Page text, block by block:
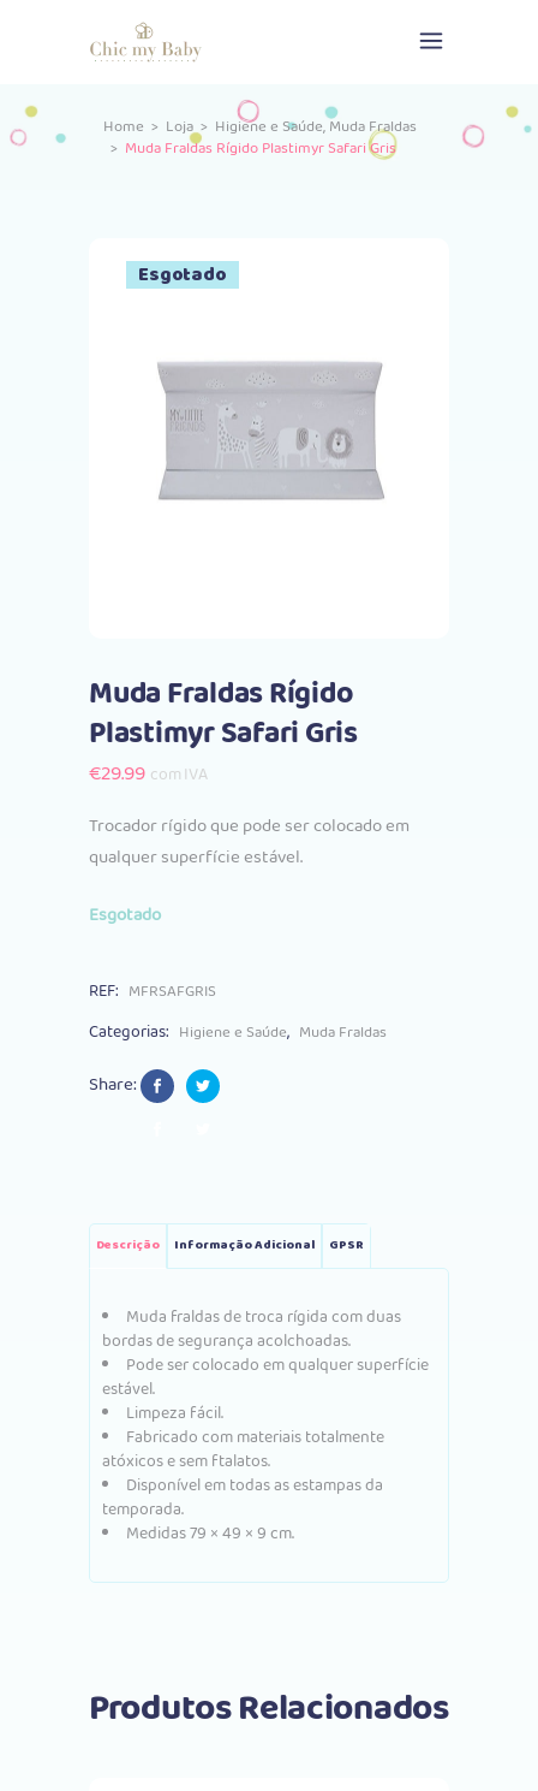
Home > Loja> Higiene e Saúde,Muda Fraldas
> Muda Fraldas Rígido Plastimyr Safari Gris
Esgotado
Muda Fraldas Rígido
Plastimyr Safari Gris
€29.99 com IVA
Trocador rígido que pode ser colocado em
qualquer superfície estável.
Esgotado
REF: MFRSAFGRIS
Categorias: Higiene e Saúde, Muda Fraldas
Share:
Descrição Informação Adicional GPSR
Muda fraldas de troca rígida com duas
bordas de segurança acolchoadas.
Pode ser colocado em qualquer superfície
estável.
Limpeza fácil.
Fabricado com materiais totalmente
atóxicos e sem ftalatos.
Disponível em todas as estampas da
temporada.
Medidas 79 × 49 × 9 cm.
Produtos Relacionados